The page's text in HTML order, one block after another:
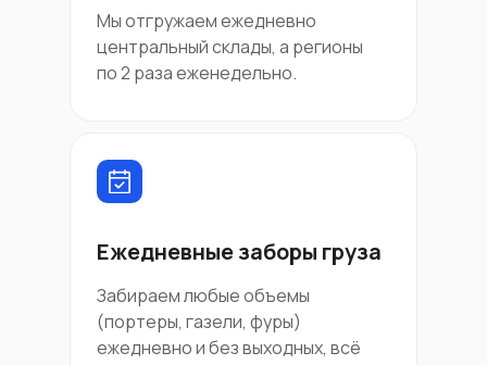
Мы отгружаем ежедневно
центральный склады, а регионы
по 2 раза еженедельно.
Ежедневные заборы груза
Забираем любые объемы
(портеры, газели, фуры)
ежедневно и без выходных, всё